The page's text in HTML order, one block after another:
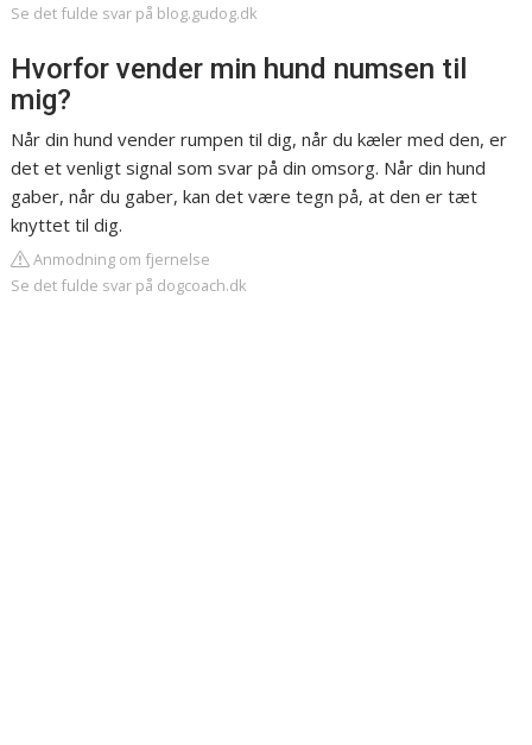
Se det fulde svar på blog.gudog.dk
Hvorfor vender min hund numsen til
mig?
Når din hund vender rumpen til dig, når du kæler med den, er
det et venligt signal som svar på din omsorg. Når din hund
gaber, når du gaber, kan det være tegn på, at den er tæt
knyttet til dig.
Anmodning om fjernelse
Se det fulde svar på dogcoach.dk